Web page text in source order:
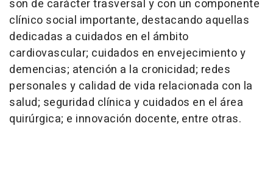
son de carácter trasversal y con un componente
clínico social importante, destacando aquellas
dedicadas a cuidados en el ámbito
cardiovascular; cuidados en envejecimiento y
demencias; atención a la cronicidad; redes
personales y calidad de vida relacionada con la
salud; seguridad clínica y cuidados en el área
quirúrgica; e innovación docente, entre otras.